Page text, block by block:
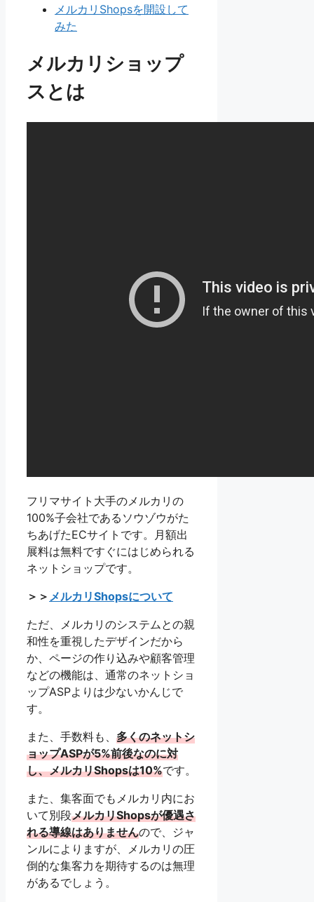
メルカリShopsを開設して
みた
メルカリショップ
スとは
フリマサイト大手のメルカリの
100%子会社であるソウゾウがた
ちあげたECサイトです。月額出
展料は無料ですぐにはじめられる
ネットショップです。
＞＞ メルカリShopsについて
ただ、メルカリのシステムとの親
和性を重視したデザインだから
か、ページの作り込みや顧客管理
などの機能は、通常のネットショ
ップASPよりは少ないかんじで
す。
また、手数料も、 多くのネットシ
ョップASPが5%前後なのに対
し、メルカリShopsは10%です。
また、集客面でもメルカリ内にお
いて別段メルカリShopsが優遇さ
れる導線はありませんので、ジャ
ンルによりますが、メルカリの圧
倒的な集客力を期待するのは無理
があるでしょう。